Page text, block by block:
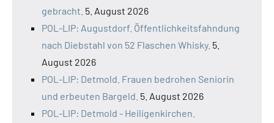
gebracht. 5. August 2026
POL-LIP: Augustdorf. Öffentlichkeitsfahndung
nach Diebstahl von 52 Flaschen Whisky. 5.
August 2026
POL-LIP: Detmold. Frauen bedrohen Seniorin
und erbeuten Bargeld. 5. August 2026
POL-LIP: Detmold - Heiligenkirchen.